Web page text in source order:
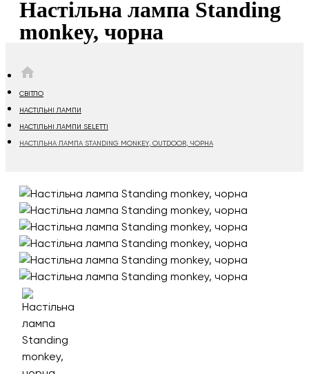
Настільна лампа Standing
monkey, чорна
СВІТЛО
НАСТІЛЬНІ ЛАМПИ
НАСТІЛЬНІ ЛАМПИ SELETTI
НАСТІЛЬНА ЛАМПА STANDING MONKEY, OUTDOOR, ЧОРНА